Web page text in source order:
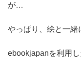
が…
やっぱり、絵と一緒
ebookjapanを利用